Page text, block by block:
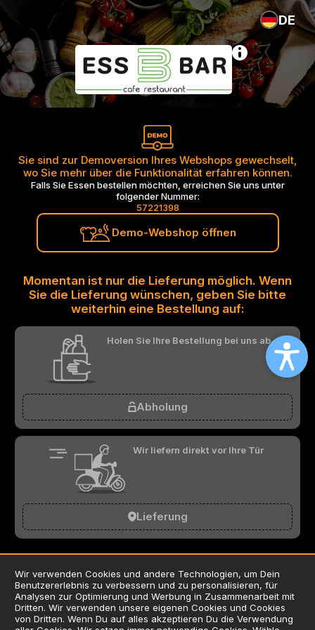
DE
Sie sind zur Demoversion Ihres Webshops gewechselt,
wo Sie mehr über die Funktionalität erfahren können.
Falls Sie Essen bestellen möchten, erreichen Sie uns unter
folgender Nummer:
57221398
Demo-Webshop öffnen
Momentan ist nur die Lieferung möglich. Wenn
Sie die Lieferung wünschen, geben Sie bitte
weiterhin eine Bestellung auf:
Holen Sie Ihre Bestellung bei uns ab
Abholung
Wir liefern direkt vor Ihre Tür
Lieferung
AGB
Datenschutzerklärung
Impressum
Wir verwenden Cookies und andere Technologien, um Dein
Benutzererlebnis zu verbessern und zu personalisieren, für
Analysen zur Optimierung und Werbung in Zusammenarbeit mit
Dritten. Wir verwenden unsere eigenen Cookies und Cookies
von Dritten. Wenn Du auf alles akzeptieren Du die Verwendung